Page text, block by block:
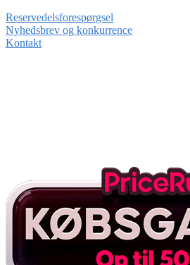
Reservedelsforespørgsel
Nyhedsbrev og konkurrence
Kontakt